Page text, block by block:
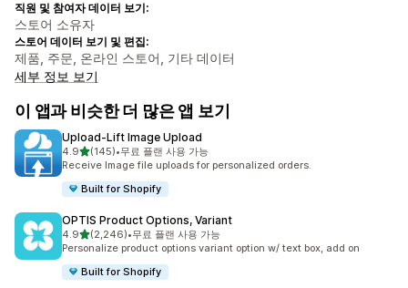
직원 및 참여자 데이터 보기:
스토어 소유자
스토어 데이터 보기 및 편집:
제품, 주문, 온라인 스토어, 기타 데이터
세부 정보 보기
이 앱과 비슷한 더 많은 앱 보기
Upload‑Lift Image Upload
4.9별 5개 중
(145)
총 리뷰 145개
•무료 플랜 사용 가능
Receive Image file uploads for personalized orders.
Built for Shopify
OPTIS Product Options, Variant
4.9별 5개 중
(2,246)
총 리뷰 2246개
•무료 플랜 사용 가능
Personalize product options variant option w/ text box, add on
Built for Shopify